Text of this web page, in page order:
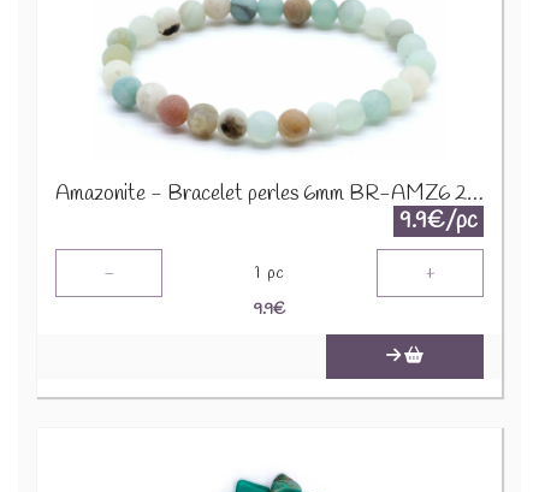
Amazonite - Bracelet perles 6mm BR-AMZ6 2274
9.9€/pc
- 1 pc +
9.9€